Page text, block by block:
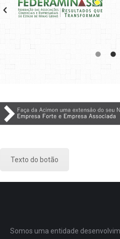
Texto do botão
Somos uma entidade